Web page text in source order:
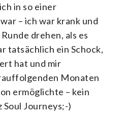
in so einer
– ich war krank und
drehen, als es
tatsächlich ein Schock,
hat und mir
Monaten
ermöglichte – kein
Journeys;-)